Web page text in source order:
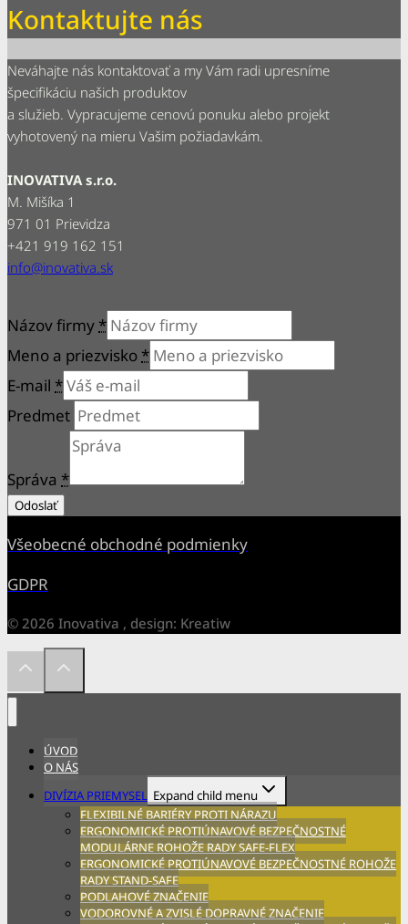
Kontaktujte nás
Neváhajte nás kontaktovať a my Vám radi upresníme
špecifikáciu našich produktov
a služieb. Vypracujeme cenovú ponuku alebo projekt
vyhotovený na mieru Vašim požiadavkám.
INOVATIVA s.r.o.
M. Mišíka 1
971 01 Prievidza
+421 919 162 151
info@inovativa.sk
Názov firmy *
Meno a priezvisko *
E-mail *
Predmet
Správa *
Odoslať
Všeobecné obchodné podmienky
GDPR
© 2026 Inovativa , design: Kreatiw
ÚVOD
O NÁS
DIVÍZIA PRIEMYSEL Expand child menu
FLEXIBILNÉ BARIÉRY PROTI NÁRAZU
ERGONOMICKÉ PROTIÚNAVOVÉ BEZPEČNOSTNÉ
MODULÁRNE ROHOŽE RADY SAFE-FLEX
ERGONOMICKÉ PROTIÚNAVOVÉ BEZPEČNOSTNÉ ROHOŽE
RADY STAND-SAFE
PODLAHOVÉ ZNAČENIE
VODOROVNÉ A ZVISLÉ DOPRAVNÉ ZNAČENIE